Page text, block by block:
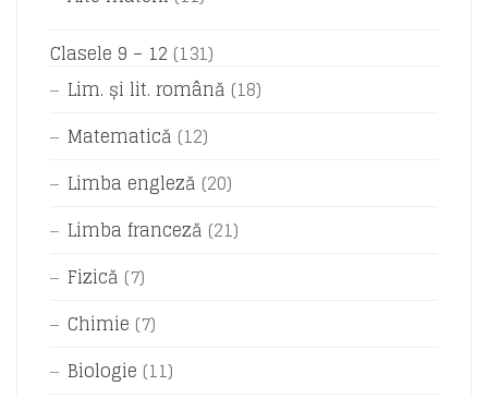
Clasele 9 – 12 (131)
Lim. și lit. română (18)
Matematică (12)
Limba engleză (20)
Limba franceză (21)
Fizică (7)
Chimie (7)
Biologie (11)